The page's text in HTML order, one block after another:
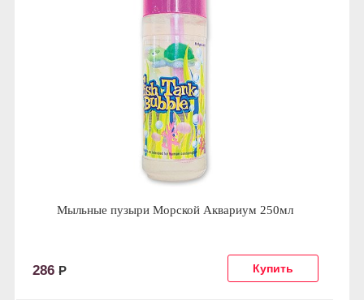
Мыльные пузыри Морской Аквариум 250мл
286 Р